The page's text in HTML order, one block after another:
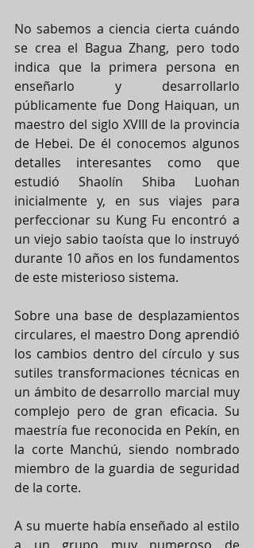
No sabemos a ciencia cierta cuándo
se crea el Bagua Zhang, pero todo
indica que la primera persona en
enseñarlo y desarrollarlo
públicamente fue Dong Haiquan, un
maestro del siglo XVIII de la provincia
de Hebei. De él conocemos algunos
detalles interesantes como que
estudió Shaolín Shiba Luohan
inicialmente y, en sus viajes para
perfeccionar su Kung Fu encontró a
un viejo sabio taoísta que lo instruyó
durante 10 años en los fundamentos
de este misterioso sistema.
Sobre una base de desplazamientos
circulares, el maestro Dong aprendió
los cambios dentro del círculo y sus
sutiles transformaciones técnicas en
un ámbito de desarrollo marcial muy
complejo pero de gran eficacia. Su
maestría fue reconocida en Pekín, en
la corte Manchú, siendo nombrado
miembro de la guardia de seguridad
de la corte.
A su muerte había enseñado al estilo